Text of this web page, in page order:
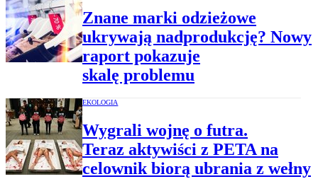
Znane marki odzieżowe
ukrywają nadprodukcję? Nowy
raport pokazuje
skalę problemu
EKOLOGIA
Wygrali wojnę o futra.
Teraz aktywiści z PETA na
celownik biorą ubrania z wełny